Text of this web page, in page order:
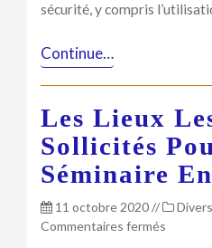
sécurité, y compris
Continue…
Les Lieux
Sollicités
Séminaire
11 octobre 2020// Divers
Commentaires fermés